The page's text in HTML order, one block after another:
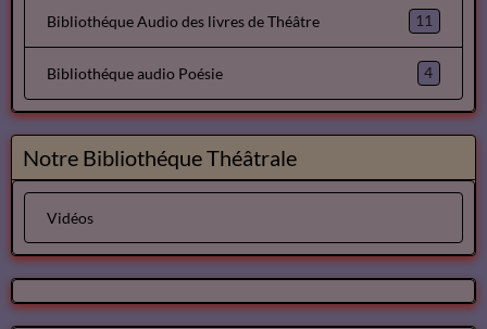
Bibliothéque Audio des livres de Théâtre 11
Bibliothéque audio Poésie 4
Notre Bibliothéque Théâtrale
Vidéos